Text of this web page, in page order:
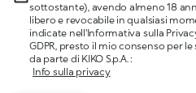
sottostante), avendo almeno 18
libero e revocabile in qualsiasi
indicate nell'Informativa sulla
GDPR, presto il mio consenso per
da parte di KIKO S.p.A. :
Info sulla privacy